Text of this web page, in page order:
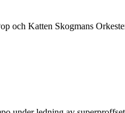
och Katten Skogmans